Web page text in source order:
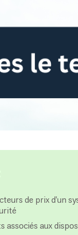
de prix d’un
associés aux